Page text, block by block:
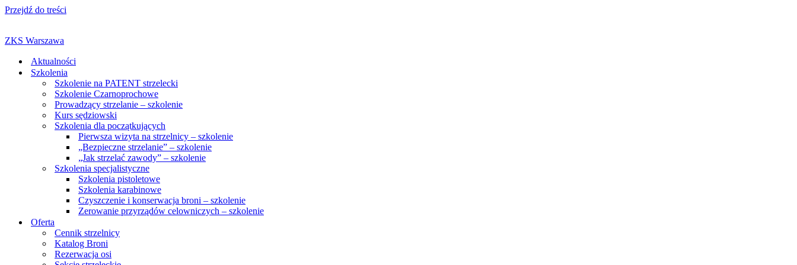
Przejdź do treści
ZKS Warszawa
Aktualności
Szkolenia
Szkolenie na PATENT strzelecki
Szkolenie Czarnoprochowe
Prowadzący strzelanie – szkolenie
Kurs sędziowski
Szkolenia dla początkujących
Pierwsza wizyta na strzelnicy – szkolenie
„Bezpieczne strzelanie” – szkolenie
„Jak strzelać zawody” – szkolenie
Szkolenia specjalistyczne
Szkolenia pistoletowe
Szkolenia karabinowe
Czyszczenie i konserwacja broni – szkolenie
Zerowanie przyrządów celowniczych – szkolenie
Oferta
Cennik strzelnicy
Katalog Broni
Rezerwacja osi